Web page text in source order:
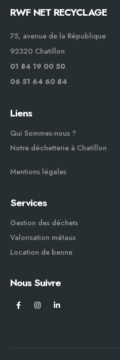
RWF NET RECYCLAGE
75, avenue de la République
92320 Chatillon
01 84 19 00 50
06 51 64 60 84
Liens
Qui Sommes-nous ?
Notre déchetterie à Chatillon
Mentions légales
Services
Gestion des déchets
Valorisation métaux
Location de benne
Nous Suivre